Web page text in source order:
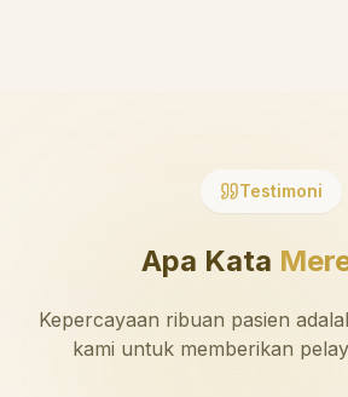
Testimoni
Apa Kata
Kepercayaan ribuan pasien
kami untuk memberikan